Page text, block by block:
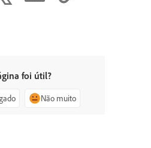
foi útil?
Não muito